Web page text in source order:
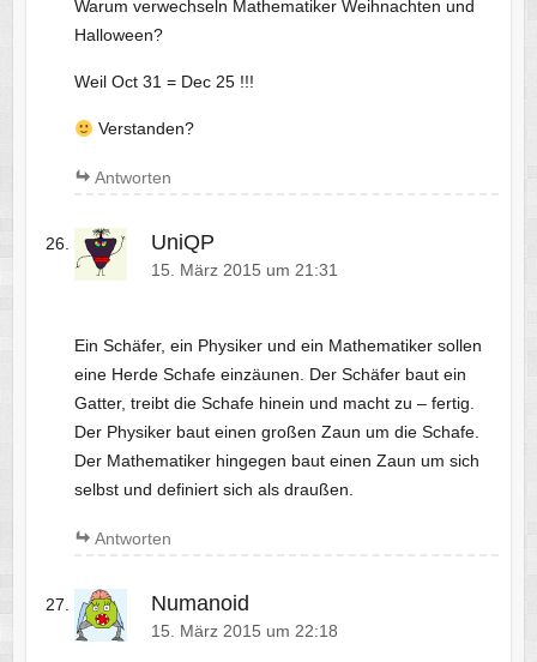
Warum verwechseln Mathematiker Weihnachten und
Halloween?
Weil Oct 31 = Dec 25 !!!
Verstanden?
Antworten
UniQP
15. März 2015 um 21:31
Ein Schäfer, ein Physiker und ein Mathematiker sollen
eine Herde Schafe einzäunen. Der Schäfer baut ein
Gatter, treibt die Schafe hinein und macht zu – fertig.
Der Physiker baut einen großen Zaun um die Schafe.
Der Mathematiker hingegen baut einen Zaun um sich
selbst und definiert sich als draußen.
Antworten
Numanoid
15. März 2015 um 22:18